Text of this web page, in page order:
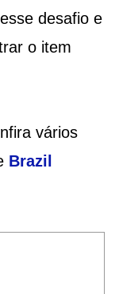
desafio e
o item
vários
Brazil